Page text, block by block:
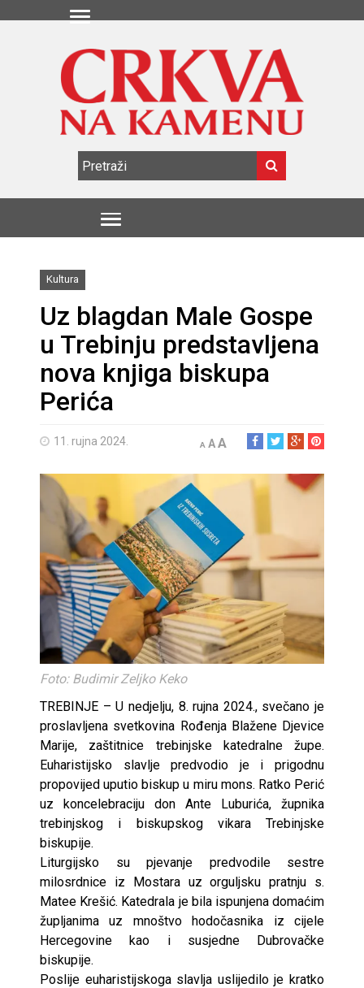
Kultura
Uz blagdan Male Gospe
u Trebinju predstavljena
nova knjiga biskupa
Perića
11. rujna 2024. A AA
Foto: Budimir Zeljko Keko
TREBINJE – U nedjelju, 8. rujna 2024., svečano je
proslavljena svetkovina Rođenja Blažene Djevice
Marije, zaštitnice trebinjske katedralne župe.
Euharistijsko slavlje predvodio je i prigodnu
propovijed uputio biskup u miru mons. Ratko Perić
uz koncelebraciju don Ante Luburića, župnika
trebinjskog i biskupskog vikara Trebinjske
biskupije.
Liturgijsko su pjevanje predvodile sestre
milosrdnice iz Mostara uz orguljsku pratnju s.
Matee Krešić. Katedrala je bila ispunjena domaćim
župljanima uz mnoštvo hodočasnika iz cijele
Hercegovine kao i susjedne Dubrovačke
biskupije.
Poslije euharistijskoga slavlja uslijedilo je kratko